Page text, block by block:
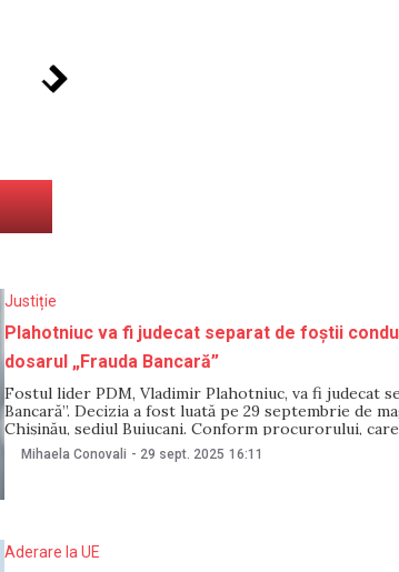
Justiție
Plahotniuc va fi judecat separat de foștii
dosarul „Frauda Bancară”
Fostul lider PDM, Vladimir Plahotniuc, va fi judecat
Bancară”. Decizia a fost luată pe 29 septembrie de
Chișinău, sediul Buiucani. Conform procurorului,
separată, în dosarul de bază sunt vizați mai mulți
adoptarea deciziei, cauza va fi
Mihaela Conovali - 29 sept. 2025 16:11
Aderare la UE